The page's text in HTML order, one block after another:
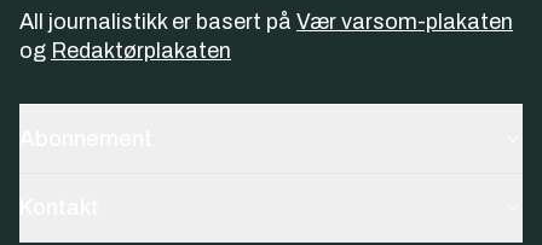
All journalistikk er basert på Vær varsom-plakaten
og Redaktørplakaten